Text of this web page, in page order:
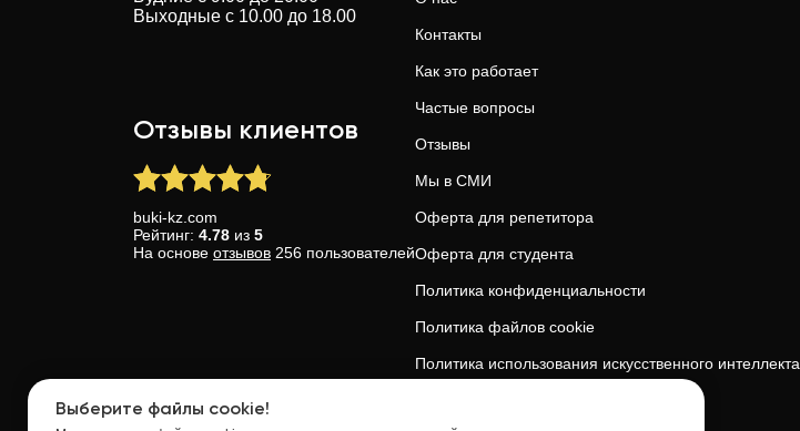
Выходные с 10.00 до 18.00
Отзывы клиентов
buki-kz.com
Рейтинг: 4.78 из 5
На основе отзывов 256 пользователей
Контакты
Как это работает
Частые вопросы
Отзывы
Мы в СМИ
Оферта для репетитора
Оферта для студента
Политика конфиденциальности
Политика файлов cookie
Политика использования искусственного интеллекта
Выберите файлы cookie!